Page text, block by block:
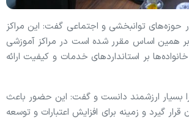
حوزه‌های توانبخشی و اجتماعی گفت: این مراکز
همین اساس مقرر شده است در مراکز آموزشی
بر استاندارد‌های خدمات و کیفیت ارائه
ارزشمند دانست و گفت: این حضور باعث
و زمینه برای افزایش اعتبارات و توسعه